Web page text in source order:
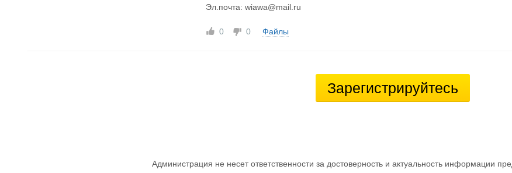
Эл.почта: wiawa@mail.ru
0 0 Файлы
Зарегистрируйтесь
Администрация не несет ответственности за достоверность и актуальность информации